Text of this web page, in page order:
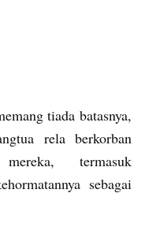
tiada batasnya,
rela berkorban
termasuk
sebagai